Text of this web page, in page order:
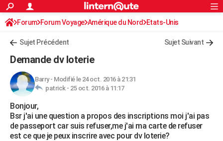
ACTUALITÉS
Politique
Société
Faits Divers
Education
Monde
Villes
+
FINANCE
Retraite
Impôts
Epargne
Immobilier
Risques naturels par ville
Banque
Assurance
Crédit
AUTO
Essais
Réserver un essai
Citadines
Berlines
SUV
Forum auto
+HIGH-TECH
Mobiles
Meilleur smartphone
Internet
Ordinateurs
Jeux vidéo
Guide high-tech
+BRICOLAGE
Rechercher
S'inscrire
Connexion
Forum Forum Voyage Amérique du Nord Etats-Unis
Sujet Précédent Sujet Suivant
Demande dv loterie
Barry- Modifié le 24 oct. 2016 à 21:31
patrick - 25 oct. 2016 à 11:17
Bonjour,
Bsr j'ai une question a propos des inscriptions moi j'ai pas
de passeport car suis refuser,me j'ai ma carte de refuser
est ce que je peux inscrire avec pour dv loterie?